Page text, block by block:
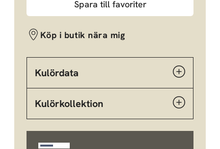
Spara till favoriter
Köp i butik nära mig
Kulördata
Kulörkollektion